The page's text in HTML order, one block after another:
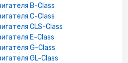
B-Class
C-Class
CLS-Class
E-Class
G-Class
GL-Class